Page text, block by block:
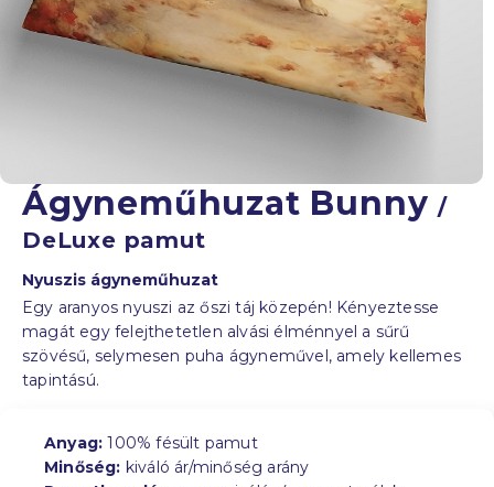
Ágyneműhuzat Bunny/
DeLuxe pamut
Nyuszis ágyneműhuzat
Egy aranyos nyuszi az őszi táj közepén! Kényeztesse
magát egy felejthetetlen alvási élménnyel a sűrű
szövésű, selymesen puha ágyneművel, amely kellemes
tapintású.
Anyag: 100% fésült pamut
Minőség: kiváló ár/minőség arány